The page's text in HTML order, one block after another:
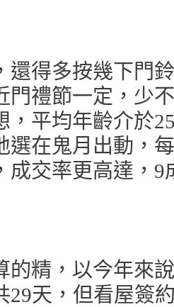
還得多按幾下門
門禮節一定，少
，平均年齡介於
選在鬼月出動，
成交率更高達，9
的精，以今年來
29天，但看屋簽